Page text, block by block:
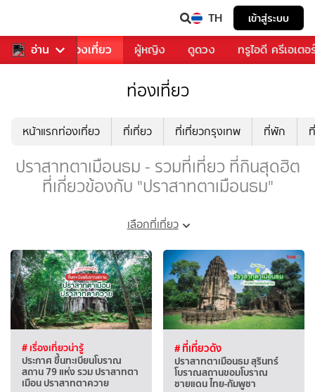
TH เข้าสู่ระบบ
อ่าน
อาหาร ท่องเที่ยว ผู้หญิง ดูดวง ทรูไอดี ครีเอเตอ
ท่องเที่ยว
หน้าแรกท่องเที่ยว ที่เที่ยว ที่เที่ยวกรุงเทพ ที่พัก
ปราสาทตาเมือนธม - รวมที่เที่ยว ที่กินสุดฮิต
ที่เกี่ยวข้องกับ "ปราสาทตาเมือนธม"
เลือกที่เที่ยว
# เรื่องเที่ยวน่ารู้
ประกาศ ขึ้นทะเบียนโบราณ
สถาน 79 แห่ง รวม ปราสาทตา
เมือน ปราสาทตาควาย
# ที่เที่ยวดัง
ปราสาทตาเมือนธม สุรินทร์
โบราณสถานขอมโบราณ
ชายแดน ไทย-กัมพูชา